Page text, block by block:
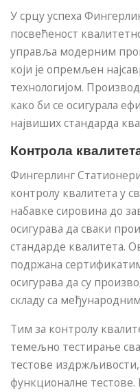
У срцу успеха
посвећеност
управља модерним
који је опремљен
технологијом.
како би се осигурала
највиших стандарда
Контрола
Фингерлинг
контролу квалитета у
набавке сировина до
осигурава да сваки
стандарде квалитета.
подржана
осигурава да су
складу са
Тим за контролу
темељно тестирање
тестове
функционалне